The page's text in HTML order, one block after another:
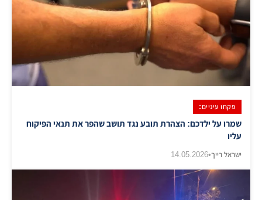
פקחו עיניים:
שמרו על ילדכם: הצהרת תובע נגד תושב שהפר את תנאי הפיקוח
עליו
ישראל רייך•
14.05.2026